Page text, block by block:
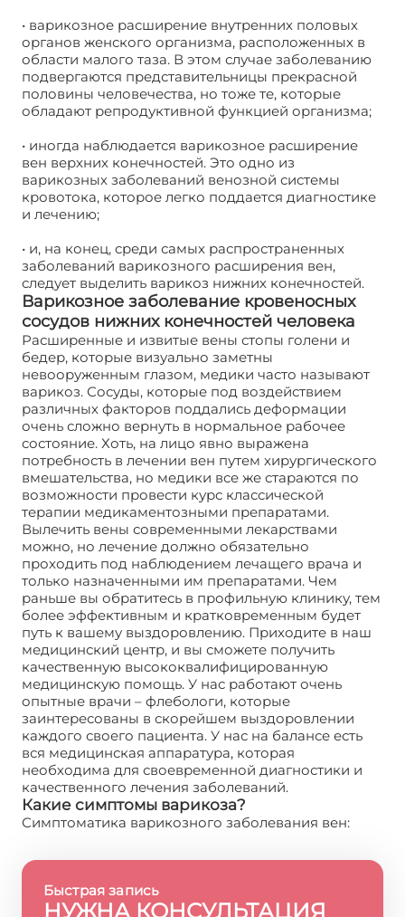
• варикозное расширение внутренних половых
органов женского организма, расположенных в
области малого таза. В этом случае заболеванию
подвергаются представительницы прекрасной
половины человечества, но тоже те, которые
обладают репродуктивной функцией организма;
• иногда наблюдается варикозное расширение
вен верхних конечностей. Это одно из
варикозных заболеваний венозной системы
кровотока, которое легко поддается диагностике
и лечению;
• и, на конец, среди самых распространенных
заболеваний варикозного расширения вен,
следует выделить варикоз нижних конечностей.
Варикозное заболевание кровеносных
сосудов нижних конечностей человека
Расширенные и извитые вены стопы голени и
бедер, которые визуально заметны
невооруженным глазом, медики часто называют
варикоз. Сосуды, которые под воздействием
различных факторов поддались деформации
очень сложно вернуть в нормальное рабочее
состояние. Хоть, на лицо явно выражена
потребность в лечении вен путем хирургического
вмешательства, но медики все же стараются по
возможности провести курс классической
терапии медикаментозными препаратами.
Вылечить вены современными лекарствами
можно, но лечение должно обязательно
проходить под наблюдением лечащего врача и
только назначенными им препаратами. Чем
раньше вы обратитесь в профильную клинику, тем
более эффективным и кратковременным будет
путь к вашему выздоровлению. Приходите в наш
медицинский центр, и вы сможете получить
качественную высококвалифицированную
медицинскую помощь. У нас работают очень
опытные врачи – флебологи, которые
заинтересованы в скорейшем выздоровлении
каждого своего пациента. У нас на балансе есть
вся медицинская аппаратура, которая
необходима для своевременной диагностики и
качественного лечения заболеваний.
Какие симптомы варикоза?
Симптоматика варикозного заболевания вен:
Быстрая запись
НУЖНА КОНСУЛЬТАЦИЯ